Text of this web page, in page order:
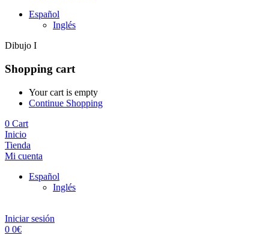
Español
Inglés
Dibujo I
Shopping cart
Your cart is empty
Continue Shopping
0 Cart
Inicio
Tienda
Mi cuenta
Español
Inglés
Iniciar sesión
0 0€